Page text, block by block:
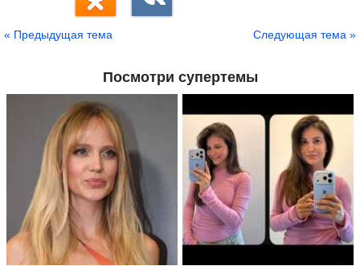
« Предыдущая тема Следующая тема »
Посмотри супертемы